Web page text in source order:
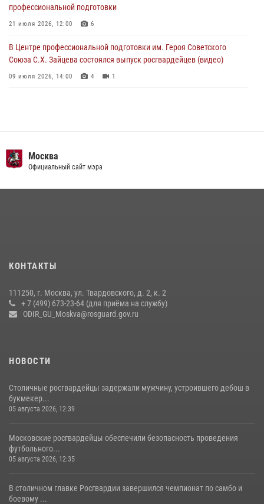
профессиональной подготовки
21 июля 2026, 12:00 6
В Центре профессиональной подготовки им. Героя Советского
Союза С.Х. Зайцева состоялся выпуск росгвардейцев (видео)
09 июля 2026, 14:00 4 1
Пазл счастливой жизни: история любви и службы сотрудников
вневедомственной охраны Росгвардии
Москве (видео)
В спецподразделении столичного главка Росгвардии завершился
КОНТАКТЫ
111250, г. Москва, ул. Твардовского, д. 2, к. 2
+ 7 (499) 673-23-64 (для приёма на службу)
ODIR_GU_Moskva@rosguard.gov.ru
НОВОСТИ
Столичные росгвардейцы задержали мужчину, устроившего дебош в
букмекер...
05 августа 2026, 12:39
Московские росгвардейцы обеспечили безопасность проведения
футбольного...
05 августа 2026, 12:35
В столичном главке Росгвардии завершился чемпионат по самбо и
боевому ...